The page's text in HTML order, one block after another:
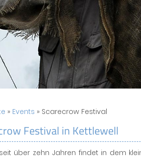
» Events » Scarecrow Festival
Festival in Kettlewell
über zehn Jahren findet in dem